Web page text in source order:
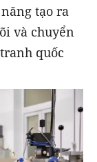
tạo ra
và chuyển
quốc